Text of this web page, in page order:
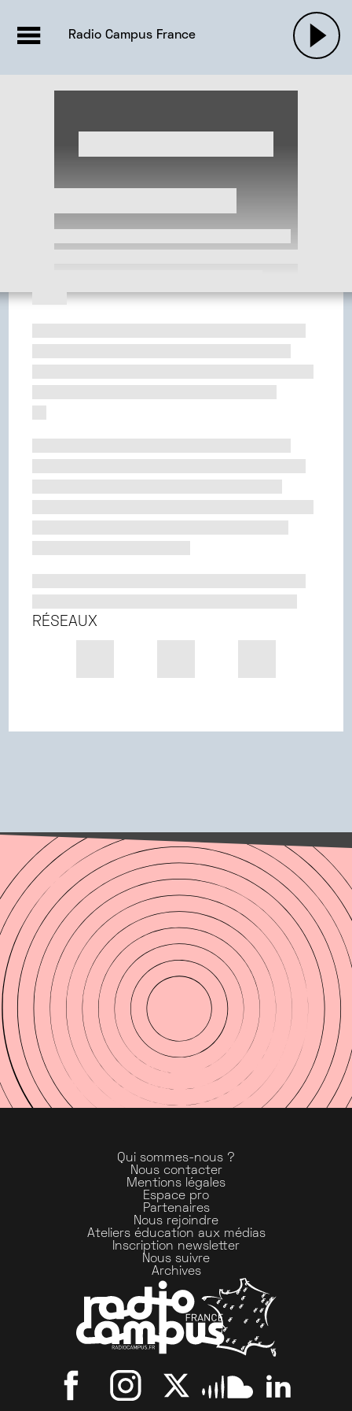
ACTUALITÉS
EMISSIONS |
PODCASTS
Radio Campus France
RÉSEAUX
Qui sommes-nous ?
Nous contacter
Mentions légales
Espace pro
Partenaires
Nous rejoindre
Ateliers éducation aux médias
Inscription newsletter
Nous suivre
Archives